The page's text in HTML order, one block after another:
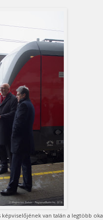
van talán a legtöbb oka